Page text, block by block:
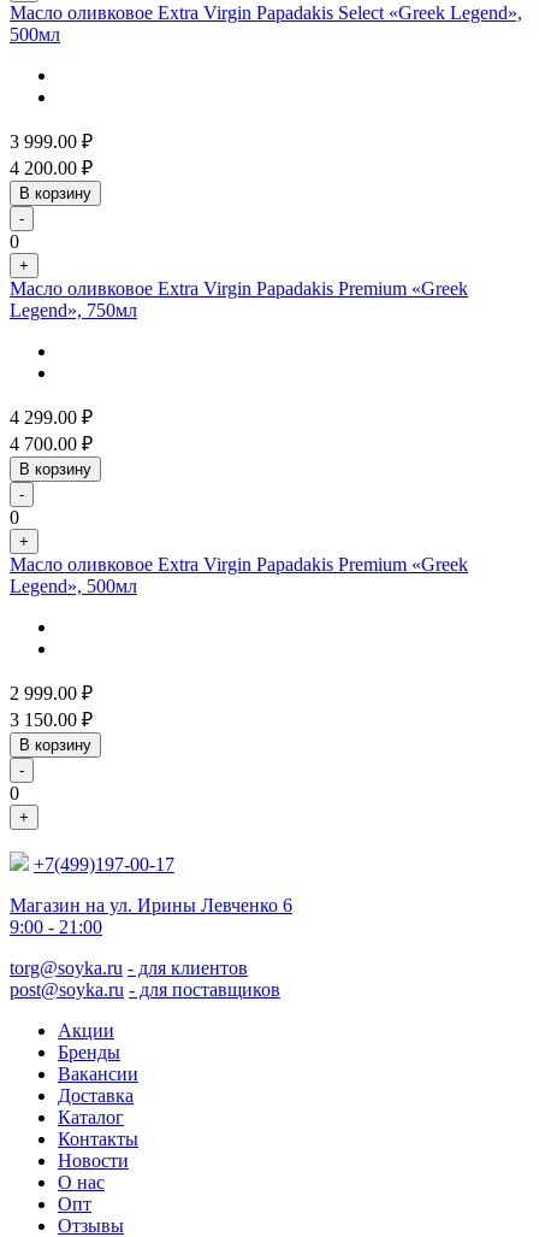
Масло оливковое Extra Virgin Papadakis Select «Greek Legend»,
500мл
3 999.00 ₽
4 200.00 ₽
В корзину
-
0
+
Масло оливковое Extra Virgin Papadakis Premium «Greek
Legend», 750мл
4 299.00 ₽
4 700.00 ₽
В корзину
-
0
+
Масло оливковое Extra Virgin Papadakis Premium «Greek
Legend», 500мл
2 999.00 ₽
3 150.00 ₽
В корзину
-
0
+
+7(499)197-00-17
Магазин на ул. Ирины Левченко 6
9:00 - 21:00
torg@soyka.ru - для клиентов
post@soyka.ru - для поставщиков
Акции
Бренды
Вакансии
Доставка
Каталог
Контакты
Новости
О нас
Опт
Отзывы